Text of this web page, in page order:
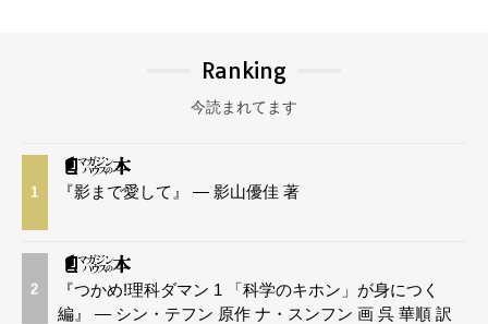
Ranking
今読まれてます
1 『影まで愛して』 — 影山優佳 著
2
『つかめ!理科ダマン 1 「科学のキホン」が身につく
編』 — シン・テフン 原作 ナ・スンフン 画 呉 華順 訳